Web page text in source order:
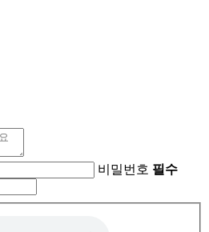
비밀번호 필수